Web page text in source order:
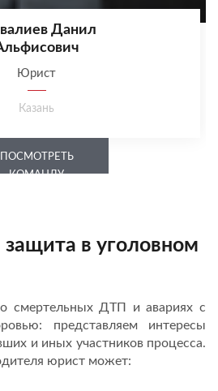
Данил
Юрист
Казань
ПОСМОТРЕТЬ
КОМАНДУ
в уголовном
смертельных ДТП и авариях с
представляем интересы
и иных участников процесса.
юрист может: